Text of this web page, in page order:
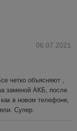
06.07.2021
четко объясняют ,
заменой АКБ, после
в новом телефоне,
Супер.